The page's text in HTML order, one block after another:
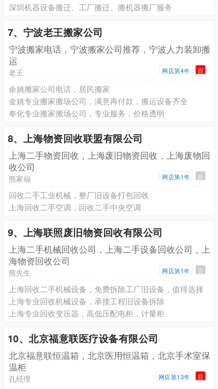
深圳机器设备搬迁、工厂搬迁、搬机器搬厂服务
7、宁波老王搬家公司
宁波搬家电话，宁波搬家公司推荐，宁波人力装卸搬
运
老王 网店第4年 百
余姚搬家公司电话，居民搬家
金姚专业搬家搬场公司，满意再付款，搬运设备齐全
奉化专业搬家搬场公司，专业服务，价格透明
8、上海物资回收联盟有限公司
上海二手物资回收，上海废旧物资回收，上海废物回
收公司
熊家福 网店第1年 百
回收二手工业机械，整厂旧设备打包回收
上海回收二手空调，回收二手中央空调
9、上海联照废旧物资回收有限公司
上海二手机械回收公司，上海二手设备回收公司，上
海物资回收公司
熊先生 网店第1年 百
上海回收二手机械设备，免费拆除工厂旧设备，值得选择
上海专业回收机械设备，承接工程旧设备拆除
上海专业回收变压器，高低压配电柜，计量柜
10、北京福意联医疗设备有限公司
北京福意联恒温箱，北京医用恒温箱，北京手术室保
温柜
孔经理 网店第13年 百